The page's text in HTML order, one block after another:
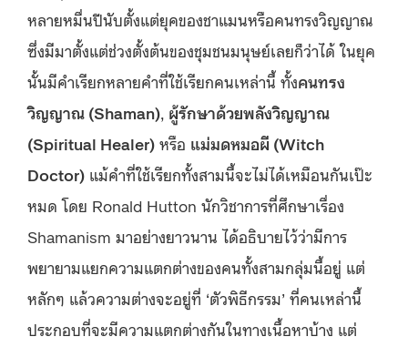
หลายหมื่นปีนับตั้งแต่ยุคของชาแมนหรือคนทรงวิญญาณ
ซึ่งมีมาตั้งแต่ช่วงตั้งต้นของชุมชนมนุษย์เลยก็ว่าได้ ในยุค
นั้นมีคำเรียกหลายคำที่ใช้เรียกคนเหล่านี้ ทั้งคนทรง
วิญญาณ (Shaman) ผู้รักษาด้วยพลังวิญญาณ
(Spiritual Healer) หรือ แม่มดหมอผี (Witch
Doctor) แม้คำที่ใช้เรียกทั้งสามนี้จะไม่ได้เหมือนกันเป๊ะ
หมด โดย Ronald Hutton นักวิชาการที่ศึกษาเรื่อง
Shamanism มาอย่างยาวนาน ได้อธิบายไว้ว่ามีการ
พยายามแยกความแตกต่างของคนทั้งสามกลุ่มนี้อยู่ แต่
หลักๆ แล้วความต่างจะอยู่ที่ ‘ตัวพิธีกรรม’ ที่คนเหล่านี้
ประกอบที่จะมีความแตกต่างกันในทางเนื้อหาบ้าง แต่